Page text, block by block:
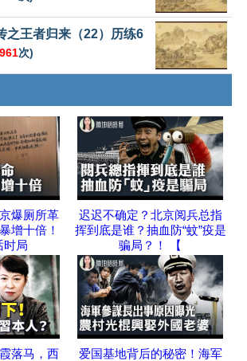
之王者归来（22）历练6
次)
爆厕所革
增十倍！
时局
迟迟不确定？北京阅兵总指
挥到底是谁？抽血防“蚊”疫是
骗局？！ 【
落马，西
爱国基地背后的秘密！海军